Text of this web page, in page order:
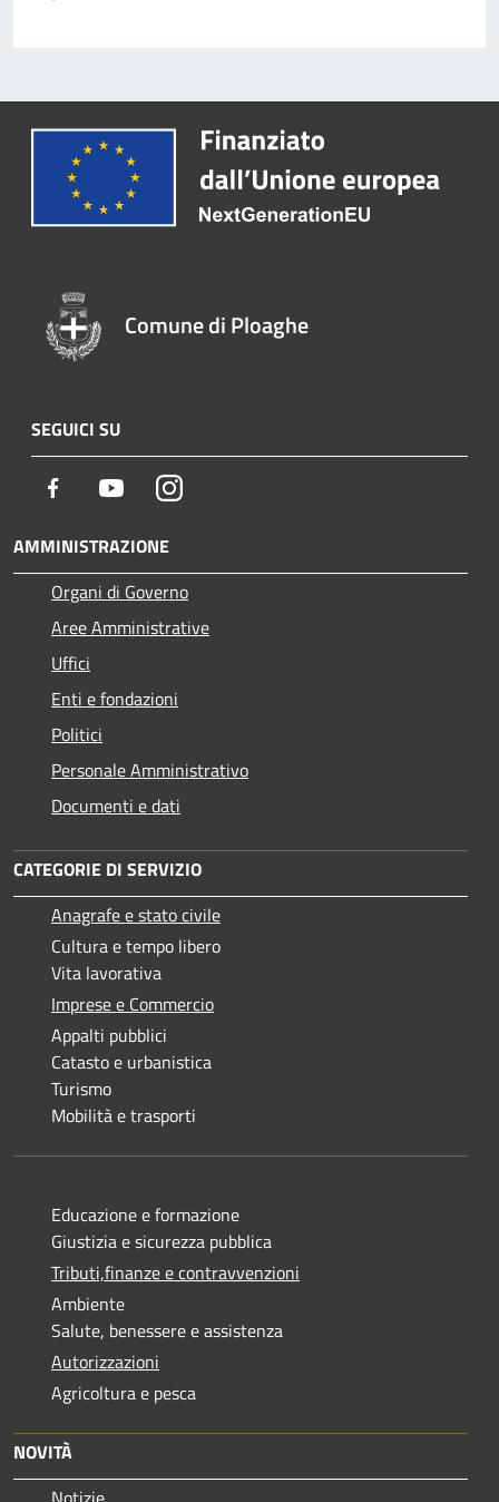
Comune di Ploaghe
SEGUICI SU
Facebook YoutubeInstagram
AMMINISTRAZIONE
Organi di Governo
Aree Amministrative
Uffici
Enti e fondazioni
Politici
Personale Amministrativo
Documenti e dati
CATEGORIE DI SERVIZIO
Anagrafe e stato civile
Cultura e tempo libero
Vita lavorativa
Imprese e Commercio
Appalti pubblici
Catasto e urbanistica
Turismo
Mobilità e trasporti
Educazione e formazione
Giustizia e sicurezza pubblica
Tributi,finanze e contravvenzioni
Ambiente
Salute, benessere e assistenza
Autorizzazioni
Agricoltura e pesca
NOVITÀ